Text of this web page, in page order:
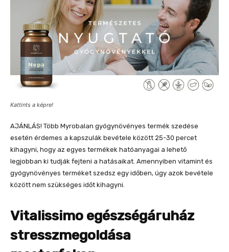
Kattints a képre!
AJÁNLÁS! Több Myrobalan gyógynövényes termék szedése
esetén érdemes a kapszulák bevétele között 25-30 percet
kihagyni, hogy az egyes termékek hatóanyagai a lehető
legjobban ki tudják fejteni a hatásaikat. Amennyiben vitamint és
gyógynövényes terméket szedsz egy időben, úgy azok bevétele
között nem szükséges időt kihagyni.
Vitalissimo egészségáruház
stresszmegoldása